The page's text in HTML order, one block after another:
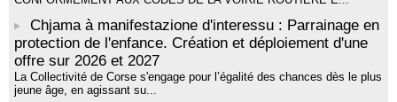
Chjama à manifestazione d'interessu : Parrainage en
protection de l'enfance. Création et déploiement d'une
offre sur 2026 et 2027
La Collectivité de Corse s'engage pour l’égalité des chances dès le plus
jeune âge, en agissant su...